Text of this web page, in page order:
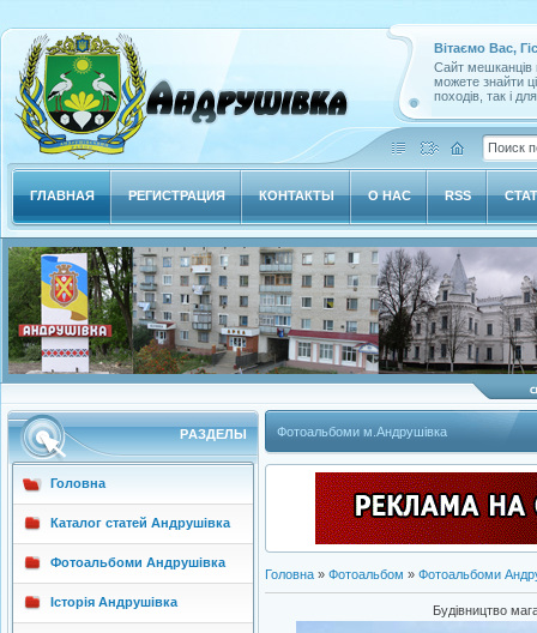
Вітаємо Вас,
Сайт мешканців
можете знайти
походів, так і
ГЛАВНАЯ РЕГИСТРАЦИЯ КОНТАКТЫ О НАС RSS
РAЗДЕЛЫ
Головна
Каталог статей Андрушівка
Фотоальбоми Андрушівка
Історія Андрушівка
Фотоальбоми м.Андрушівка
Головна » Фотоальбом » Фотоальбоми
Будівництво